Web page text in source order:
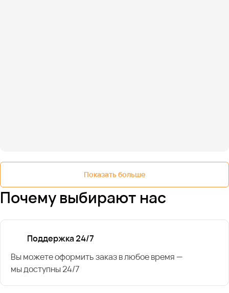
Показать больше
Почему выбирают нас
Поддержка 24/7
Вы можете оформить заказ в любое время —
мы доступны 24/7